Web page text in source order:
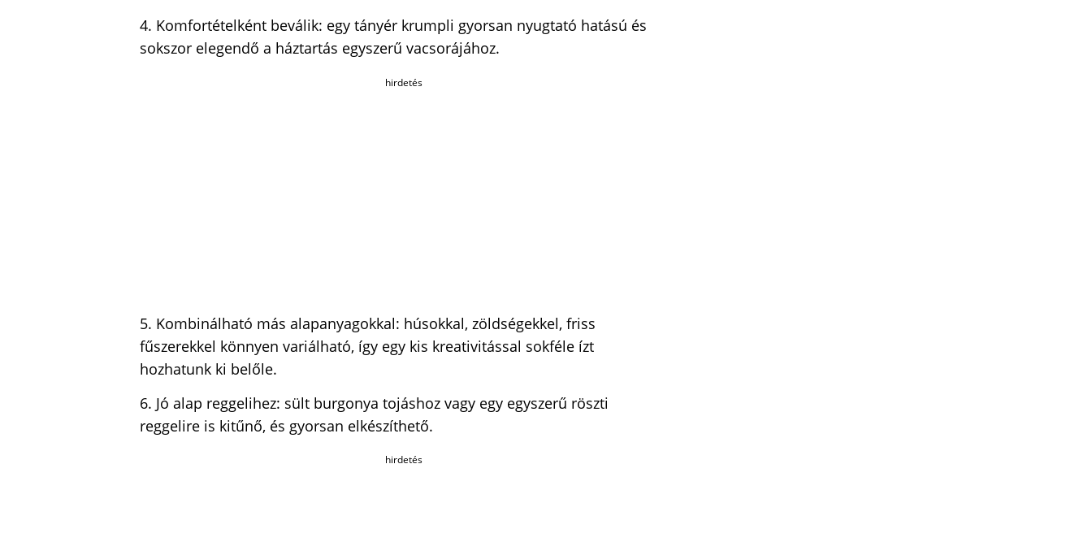
4. Komfortételként beválik: egy tányér krumpli gyorsan nyugtató hatású és
sokszor elegendő a háztartás egyszerű vacsorájához.
hirdetés
5. Kombinálható más alapanyagokkal: húsokkal, zöldségekkel, friss
fűszerekkel könnyen variálható, így egy kis kreativitással sokféle ízt
hozhatunk ki belőle.
6. Jó alap reggelihez: sült burgonya tojáshoz vagy egy egyszerű röszti
reggelire is kitűnő, és gyorsan elkészíthető.
hirdetés